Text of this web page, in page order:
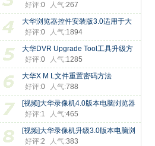
好评:0 人气:267
大华浏览器控件安装版3.0适用于大
好评:0 人气:1894
大华DVR Upgrade Tool工具升级方
法，此
好评:0 人气:1285
大华X M L文件重置密码方法
好评:0 人气:788
[视频]大华录像机4.0版本电脑浏览器
好评:1 人气:465
[视频]大华录像机升级3.0版本电脑浏
好评:2 人气:383